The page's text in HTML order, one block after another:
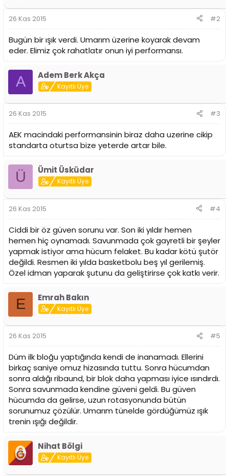
26 Kas 2015 #2
Bugün bir ışık verdi. Umarım üzerine koyarak devam
eder. Elimiz çok rahatlatır onun iyi performansı.
A Adem Berk Akça
Kayıtlı Üye
26 Kas 2015 #3
AEK macindaki performansinin biraz daha uzerine cikip
standarta oturtsa bize yeterde artar bile.
Ü Ümit Üsküdar
Kayıtlı Üye
26 Kas 2015 #4
Ciddi bir öz güven sorunu var. Son iki yıldır hemen
hemen hiç oynamadı. Savunmada çok gayretli bir şeyler
yapmak istiyor ama hücum felaket. Bu kadar kötü şutör
değildi. Resmen iki yılda basketbolu beş yıl gerilemiş.
Özel idman yaparak şutunu da geliştirirse çok katkı verir.
E Emrah Bakın
Kayıtlı Üye
26 Kas 2015 #5
Düm ilk bloğu yaptığında kendi de inanamadı. Ellerini
birkaç saniye omuz hizasında tuttu. Sonra hücumdan
sonra aldığı ribaund, bir blok daha yapması iyice ısındırdı.
Sonra savunmada kendine güveni geldi. Bu güven
hücumda da gelirse, uzun rotasyonunda bütün
sorunumuz çözülür. Umarım tünelde gördüğümüz ışık
trenin ışığı değildir.
Nihat Bölgi
Kayıtlı Üye